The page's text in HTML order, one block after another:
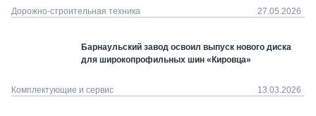
Дорожно-строительная техника 27.05.2026
Барнаульский завод освоил выпуск нового диска
для широкопрофильных шин «Кировца»
Комплектующие и сервис 13.03.2026